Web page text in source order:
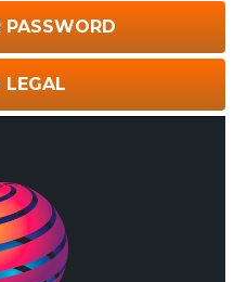
PASSWORD
LEGAL